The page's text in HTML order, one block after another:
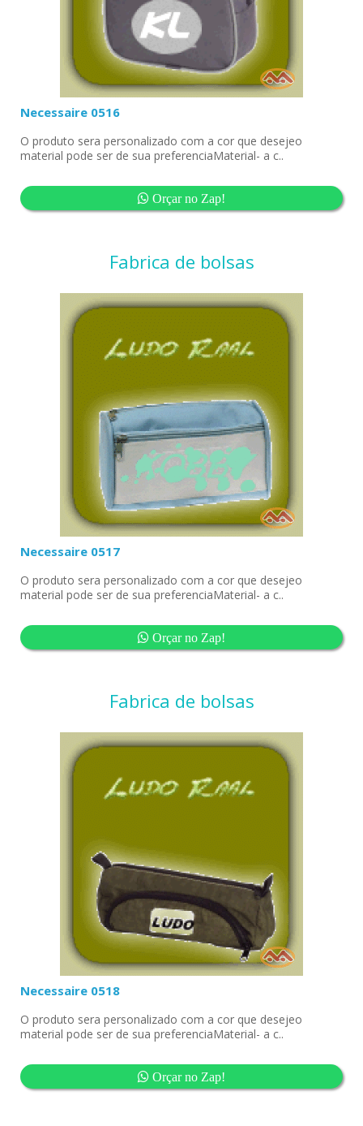
Necessaire 0516
O produto sera personalizado com a cor que desejeo
material pode ser de sua preferenciaMaterial- a c..
Orçar no Zap!
Fabrica de bolsas
Necessaire 0517
O produto sera personalizado com a cor que desejeo
material pode ser de sua preferenciaMaterial- a c..
Orçar no Zap!
Fabrica de bolsas
Necessaire 0518
O produto sera personalizado com a cor que desejeo
material pode ser de sua preferenciaMaterial- a c..
Orçar no Zap!